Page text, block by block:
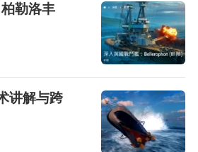
勒洛丰
讲解与跨